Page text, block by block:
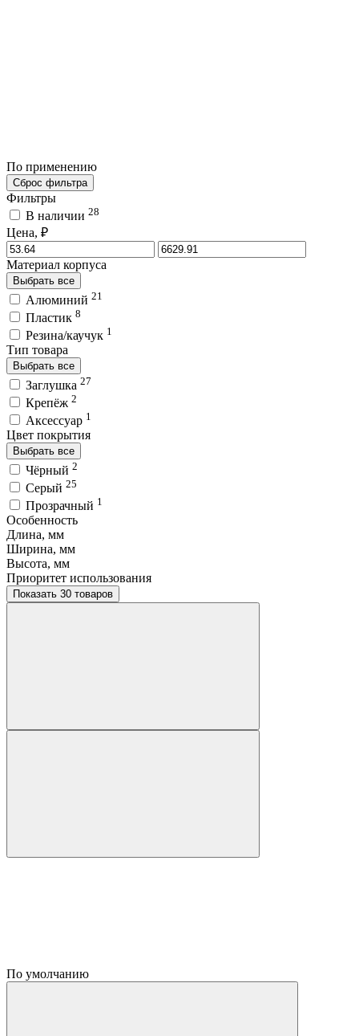
По применению
Сброс фильтра
Фильтры
В наличии 28
Цена, ₽
Материал корпуса
Выбрать все
Алюминий 21
Пластик 8
Резина/каучук 1
Тип товара
Выбрать все
Заглушка 27
Крепёж 2
Аксессуар 1
Цвет покрытия
Выбрать все
Чёрный 2
Серый 25
Прозрачный 1
Особенность
Длина, мм
Ширина, мм
Высота, мм
Приоритет использования
Показать 30 товаров
По умолчанию